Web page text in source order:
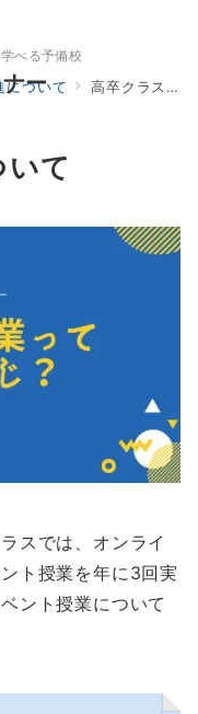
べる予備校
ー
について 高卒クラス・イベント授業
て
スでは、オンライ
ト授業を年に3回実
ント授業について